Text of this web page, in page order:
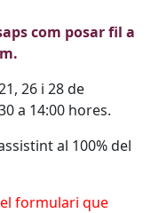
com posar fil a
26 i 28 de
a 14:00 hores.
al 100% del
formulari que